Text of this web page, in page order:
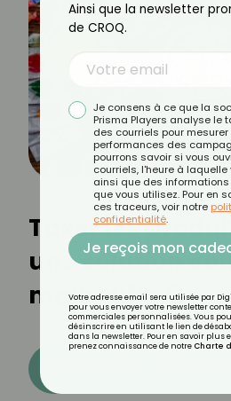
Taxer les
une solution
malbouffe ?
Ainsi que la newsletter
de CROQ.
Je consens à ce que la
Prisma Players analyse le
des courriels pour
performances des
pourrons savoir si vous
courriels, l'heure à
ainsi que des
que vous utilisez. Pour en
ces traceurs, voir notre
confidentialité.
Je reçois mon
Votre adresse email sera utilisée par
pour vous envoyer votre newsletter
commerciales personnalisées. Vous
désinscrire en utilisant le lien de
dans la newsletter. Pour en savoir plus
prenez connaissance de notre Charte